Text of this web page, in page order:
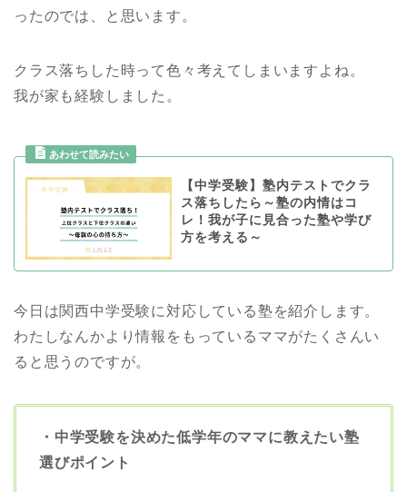
ったのでは、と思います。
クラス落ちした時って色々考えてしまいますよね。
我が家も経験しました。
【中学受験】塾内テストでクラ
ス落ちしたら～塾の内情はコ
レ！我が子に見合った塾や学び
方を考える～
今日は関西中学受験に対応している塾を紹介します。
わたしなんかより情報をもっているママがたくさんい
ると思うのですが。
・中学受験を決めた低学年のママに教えたい塾
選びポイント